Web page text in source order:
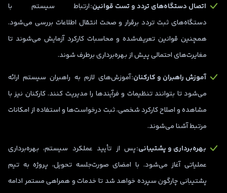
اتصال دستگاه‌های تردد و تست قوانین:ارتباط سیستم با
دستگاه‌های ثبت تردد برقرار و صحت انتقال اطلاعات بررسی می‌شود.
همچنین قوانین تعریف‌شده و محاسبات کارکرد آزمایش می‌شوند تا
مغایرت‌های احتمالی پیش از بهره‌برداری برطرف شوند.
آموزش راهبران و کارکنان:آموزش‌های لازم به راهبران سیستم ارائه
می‌شود تا بتوانند تنظیمات و فرآیندها را مدیریت کنند. کارکنان نیز با
مشاهده و اصلاح کارکرد شخصی، ثبت درخواست‌ها و استفاده از امکانات
مرتبط آشنا می‌شوند.
بهره‌برداری و پشتیبانی:پس از تأیید عملکرد سیستم، بهره‌برداری
عملیاتی آغاز می‌شود. با امضای صورت‌جلسه تحویل، پروژه به تیم
پشتیبانی چارگون سپرده خواهد شد تا خدمات و همراهی مستمر ادامه